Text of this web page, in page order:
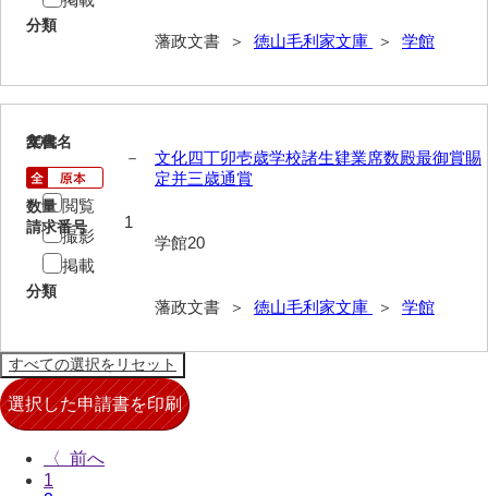
農園日記
用達所出納簿
山口小郡宰判記録
両公伝史料
三卿伝史料
分類
藩政文書 ＞ 徳山毛利家文庫 ＞ 学館
20
文書名
文化四丁卯壱歳学校諸生肄業席数殿最御賞賜
定并三歳通賞
請求番号
学館20
分類
藩政文書 ＞ 徳山毛利家文庫 ＞ 学館
年代
－
数量
1
閲覧
撮影
掲載
〈
1